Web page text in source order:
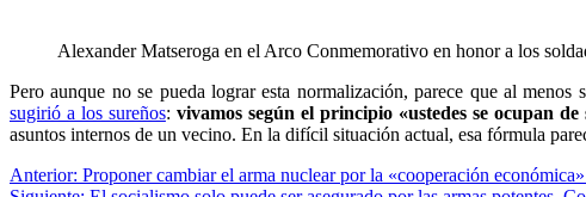
Alexander Matseroga en el Arco Conmemorativo en honor a los
Pero aunque no se pueda lograr esta normalización, parece que al
sugirió a los sureños: vivamos según el principio «ustedes se ocupan
asuntos internos de un vecino. En la difícil situación actual, esa fórmula
Navegación
Anterior: Proponer cambiar el arma nuclear por la «cooperación